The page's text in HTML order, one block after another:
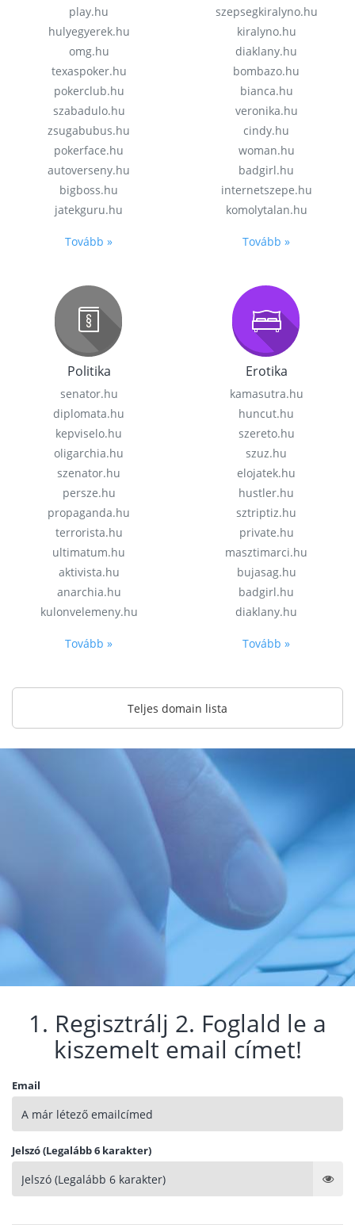
play.hu
hulyegyerek.hu
omg.hu
texaspoker.hu
pokerclub.hu
szabadulo.hu
zsugabubus.hu
pokerface.hu
autoverseny.hu
bigboss.hu
jatekguru.hu
Tovább »
szepsegkiralyno.hu
kiralyno.hu
diaklany.hu
bombazo.hu
bianca.hu
veronika.hu
cindy.hu
woman.hu
badgirl.hu
internetszepe.hu
komolytalan.hu
Tovább »
Politika
senator.hu
diplomata.hu
kepviselo.hu
oligarchia.hu
szenator.hu
persze.hu
propaganda.hu
terrorista.hu
ultimatum.hu
aktivista.hu
anarchia.hu
kulonvelemeny.hu
Tovább »
Erotika
kamasutra.hu
huncut.hu
szereto.hu
szuz.hu
elojatek.hu
hustler.hu
sztriptiz.hu
private.hu
masztimarci.hu
bujasag.hu
badgirl.hu
diaklany.hu
Tovább »
Teljes domain lista
1. Regisztrálj 2. Foglald le a
kiszemelt email címet!
Email
Jelszó (Legalább 6 karakter)